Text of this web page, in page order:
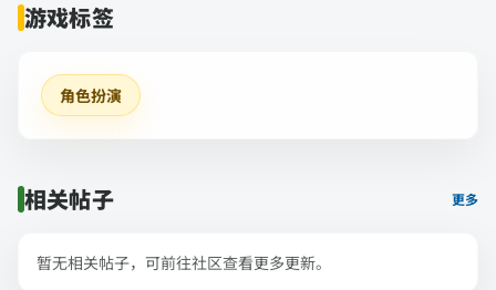
游戏标签
角色扮演
相关帖子 更多
暂无相关帖子，可前往社区查看更多更新。